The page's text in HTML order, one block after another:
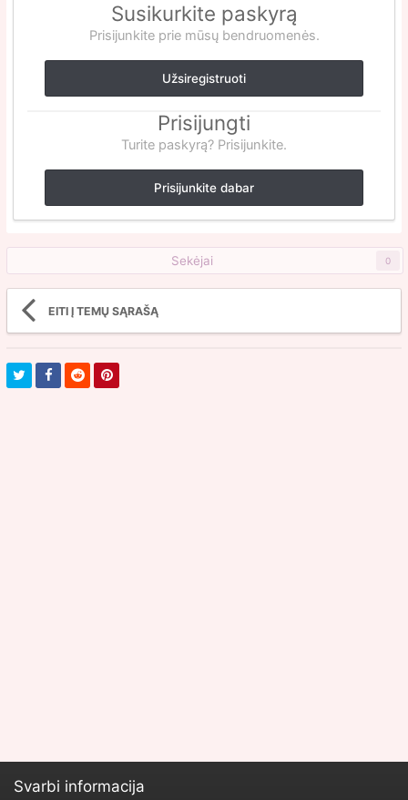
Susikurkite paskyrą
Prisijunkite prie mūsų bendruomenės.
Užsiregistruoti
Prisijungti
Turite paskyrą? Prisijunkite.
Prisijunkite dabar
Sekėjai 0
EITI Į TEMŲ SĄRAŠĄ
Svarbi informacija